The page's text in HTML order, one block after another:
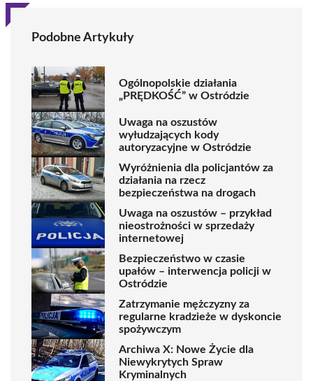
Podobne Artykuły
Ogólnopolskie działania
„PRĘDKOŚĆ” w Ostródzie
Uwaga na oszustów
wyłudzających kody
autoryzacyjne w Ostródzie
Wyróżnienia dla policjantów za
działania na rzecz
bezpieczeństwa na drogach
Uwaga na oszustów – przykład
nieostrożności w sprzedaży
internetowej
Bezpieczeństwo w czasie
upałów – interwencja policji w
Ostródzie
Zatrzymanie mężczyzny za
regularne kradzieże w dyskoncie
spożywczym
Archiwa X: Nowe Życie dla
Niewykrytych Spraw
Kryminalnych